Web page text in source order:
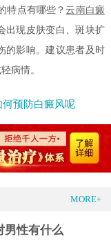
特点有哪些？云南白癜
出现皮肤变白、斑块扩
的影响。建议患者及时
病情。
预防白癜风呢
MORE+
男性有什么